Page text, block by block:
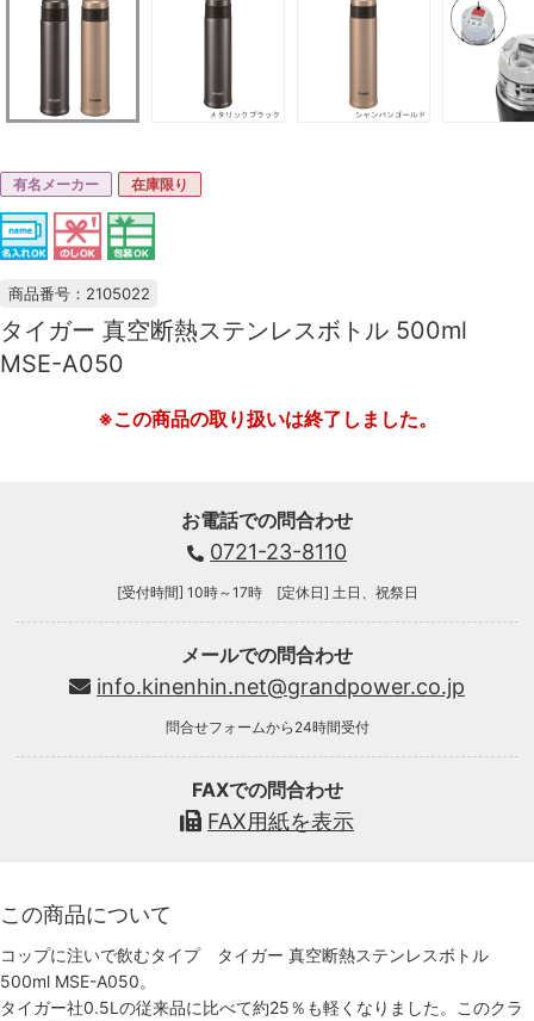
有名メーカー 在庫限り
商品番号：2105022
タイガー 真空断熱ステンレスボトル 500ml
MSE-A050
※この商品の取り扱いは終了しました。
お電話での問合わせ
0721-23-8110
[受付時間] 10時～17時 [定休日] 土日、祝祭日
メールでの問合わせ
info.kinenhin.net@grandpower.co.jp
問合せフォームから24時間受付
FAXでの問合わせ
FAX用紙を表示
この商品について
コップに注いで飲むタイプ タイガー 真空断熱ステンレスボトル
500ml MSE-A050。
タイガー社0.5Lの従来品に比べて約25％も軽くなりました。このクラ